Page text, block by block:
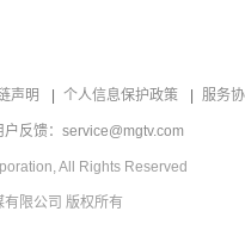
声明 个人信息保护政策 服务
户反馈：service@mgtv.com
All Rights Reserved
限公司 版权所有